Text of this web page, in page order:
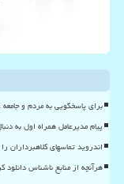
برای پاسخگویی به مردم و جامعه
پیام مدیرعامل همراه اول به
اندروید تماسهای کلاهبرداران
هرآنچه از منابع ناشناس دانلود